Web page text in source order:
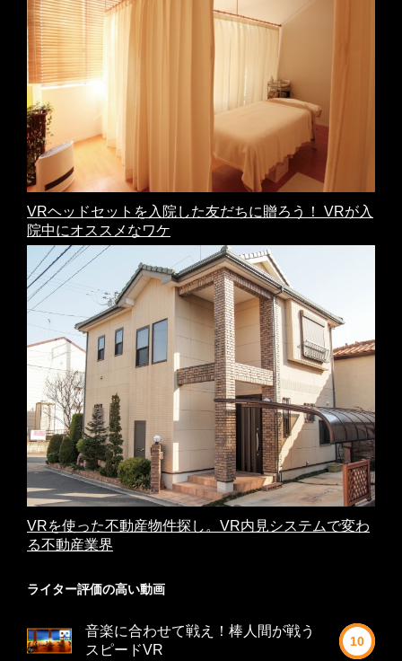
VRヘッドセットを入院した友だちに贈ろう！ VRが入
院中にオススメなワケ
VRを使った不動産物件探し。VR内見システムで変わ
る不動産業界
ライター評価の高い動画
音楽に合わせて戦え！棒人間が戦う
スピードVR
10